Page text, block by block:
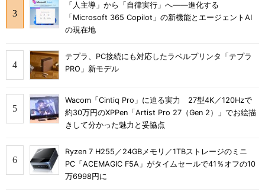
「人主導」から「自律実行」へ――進化する
「Microsoft 365 Copilot」の新機能とエージェントAI
の現在地
テプラ、PC接続にも対応したラベルプリンタ「テプラ
PRO」新モデル
Wacom「Cintiq Pro」に迫る実力 27型4K／120Hzで
約30万円のXPPen「Artist Pro 27（Gen 2）」でお絵描
きして分かった魅力と妥協点
Ryzen 7 H255／24GBメモリ／1TBストレージのミニ
PC「ACEMAGIC F5A」がタイムセールで41％オフの10
万6998円に